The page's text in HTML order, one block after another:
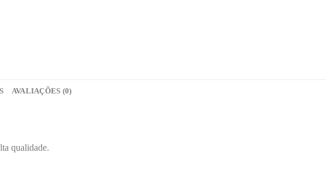
AVALIAÇÕES (0)
qualidade.